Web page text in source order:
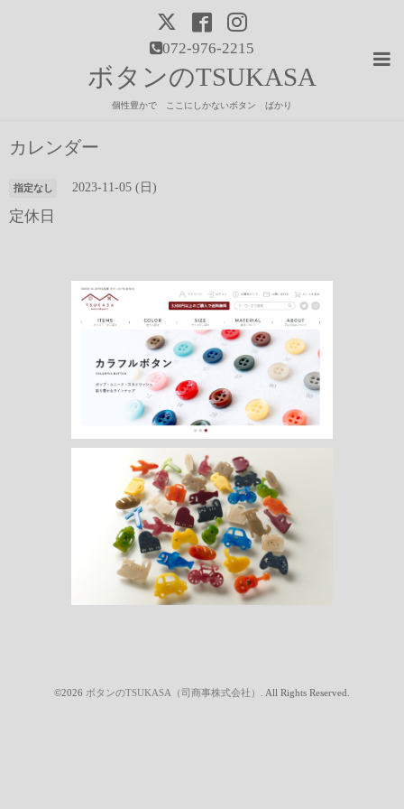
072-976-2215
ボタンのTSUKASA
個性豊かで ここにしかないボタン ばかり
カレンダー
指定なし 2023-11-05 (日)
定休日
©2026 ボタンのTSUKASA（司商事株式会社） . All Rights Reserved.